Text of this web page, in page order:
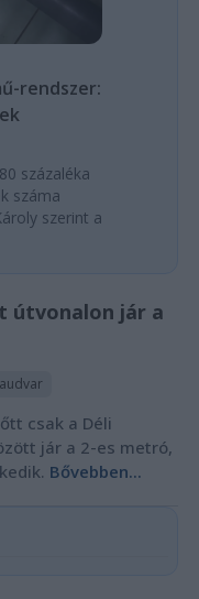
rendszer:
százaléka
száma
szerint a
útvonalon jár a
csak a Déli
jár a 2-es metró,
Bővebben...